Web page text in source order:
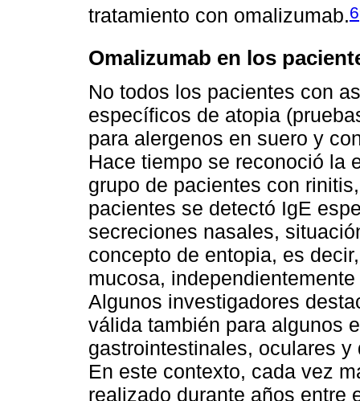
tratamiento con omalizumab.6
Omalizumab en los
No todos los pacientes con
específicos de atopia
para alergenos en suero y
Hace tiempo se reconoció la
grupo de pacientes con
pacientes se detectó IgE
secreciones nasales,
concepto de entopia, es
mucosa,
Algunos investigadores
válida también para algunos
gastrointestinales, oculares
En este contexto, cada vez
realizado durante años entre